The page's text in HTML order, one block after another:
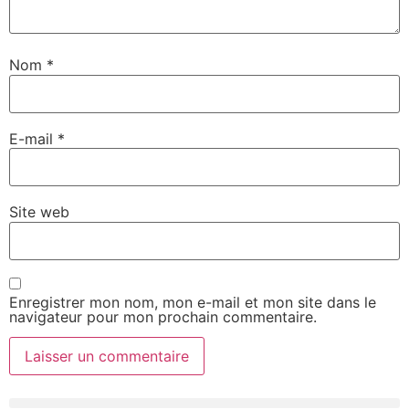
Nom *
E-mail *
Site web
Enregistrer mon nom, mon e-mail et mon site dans le
navigateur pour mon prochain commentaire.